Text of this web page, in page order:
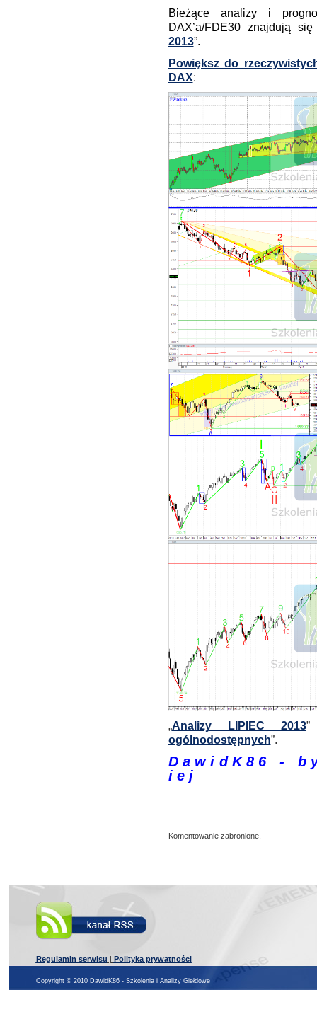
Bieżące analizy i
DAX’a/FDE30 znajdują
2013”.
Powiększ do
DAX:
„Analizy LIPIEC 2013”
ogólnodostępnych”.
D a w i d K 8 6 - b
i e j
Komentowanie zabronione.
Regulamin serwisu | Polityka prywatności
Copyright © 2010 DawidK86 - Szkolenia i Analizy Giełdowe